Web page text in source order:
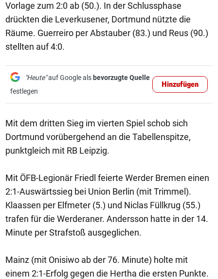
Vorlage zum 2:0 ab (50.). In der Schlussphase
drückten die Leverkusener, Dortmund nützte die
Räume. Guerreiro per Abstauber (83.) und Reus (90.)
stellten auf 4:0.
"Heute"auf Google als bevorzugte Quelle
festlegen
Hinzufügen
Mit dem dritten Sieg im vierten Spiel schob sich
Dortmund vorübergehend an die Tabellenspitze,
punktgleich mit RB Leipzig.
Mit ÖFB-Legionär Friedl feierte Werder Bremen einen
2:1-Auswärtssieg bei Union Berlin (mit Trimmel).
Klaassen per Elfmeter (5.) und Niclas Füllkrug (55.)
trafen für die Werderaner. Andersson hatte in der 14.
Minute per Strafstoß ausgeglichen.
Mainz (mit Onisiwo ab der 76. Minute) holte mit
einem 2:1-Erfolg gegen die Hertha die ersten Punkte.